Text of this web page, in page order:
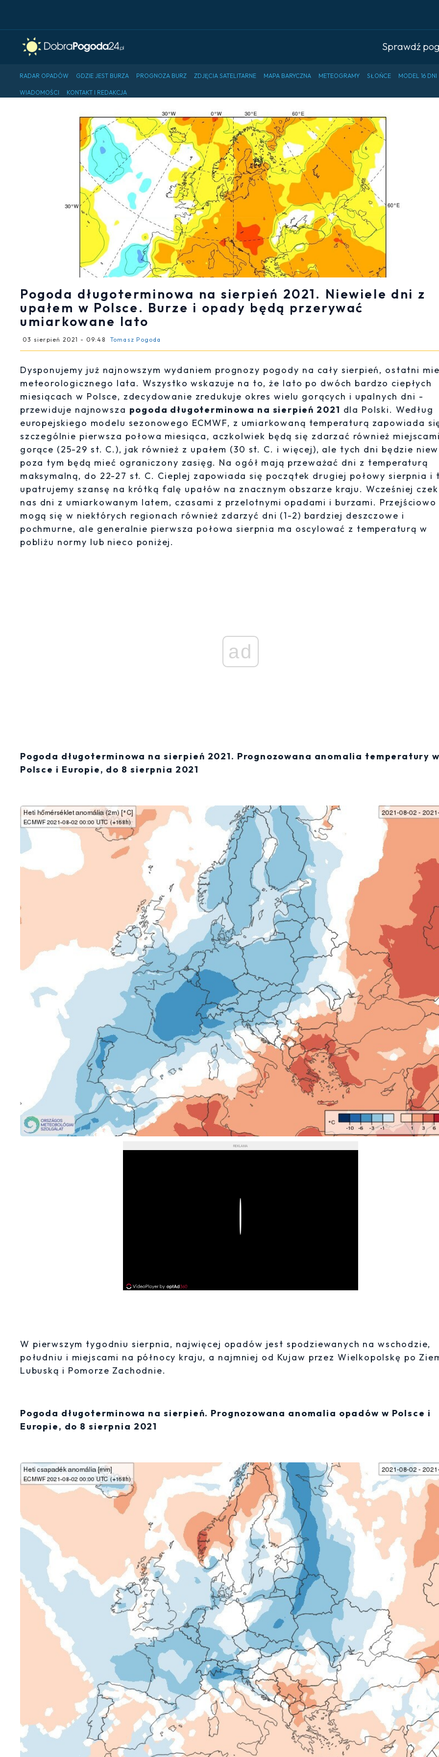
Sprawdź
RADAR OPADÓW GDZIE JEST BURZA PROGNOZA BURZ ZDJĘCIA SATELITARNE MAPA BARYCZNA METEOGRAMY SŁOŃCE MODEL 16 DNI
WIADOMOŚCI KONTAKT I REDAKCJA
Pogoda długoterminowa na sierpień 2021. Niewiele dni z
upałem w Polsce. Burze i opady będą przerywać
umiarkowane lato
03 sierpień 2021 - 09:48 Tomasz Pogoda
Dysponujemy już najnowszym wydaniem prognozy pogody na cały sierpień, ostatni
meteorologicznego lata. Wszystko wskazuje na to, że lato po dwóch bardzo ciepłych
miesiącach w Polsce, zdecydowanie zredukuje okres wielu gorących i upalnych dni -
przewiduje najnowsza pogoda długoterminowa na sierpień 2021 dla Polski. Według
europejskiego modelu sezonowego ECMWF, z umiarkowaną temperaturą zapowiada
szczególnie pierwsza połowa miesiąca, aczkolwiek będą się zdarzać również
gorące (25-29 st. C.), jak również z upałem (30 st. C. i więcej), ale tych dni będzie
poza tym będą mieć ograniczony zasięg. Na ogół mają przeważać dni z temperaturą
maksymalną, do 22-27 st. C. Cieplej zapowiada się początek drugiej połowy sierpnia i
upatrujemy szansę na krótką falę upałów na znacznym obszarze kraju. Wcześniej
nas dni z umiarkowanym latem, czasami z przelotnymi opadami i burzami. Przejściowo
mogą się w niektórych regionach również zdarzyć dni (1-2) bardziej deszczowe i
pochmurne, ale generalnie pierwsza połowa sierpnia ma oscylować z temperaturą w
pobliżu normy lub nieco poniżej.
ad
Pogoda długoterminowa na sierpień 2021. Prognozowana anomalia temperatury
Polsce i Europie, do 8 sierpnia 2021
REKLAMA
W pierwszym tygodniu sierpnia, najwięcej opadów jest spodziewanych na wschodzie,
południu i miejscami na północy kraju, a najmniej od Kujaw przez Wielkopolskę po
Lubuską i Pomorze Zachodnie.
Pogoda długoterminowa na sierpień. Prognozowana anomalia opadów w Polsce i
Europie, do 8 sierpnia 2021